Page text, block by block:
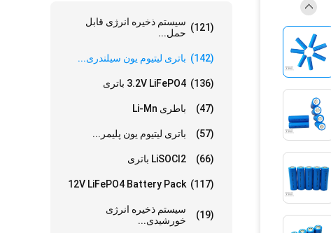
سیستم ذخیره انرژی قابل
حمل...
(121)
باتری لیتیوم یون سیلندری... (142)
3.2V LiFePO4 باتری (136)
باطری Li-Mn (47)
باتری لیتیوم یون پلیمر... (57)
LiSOCl2 باتری (66)
12V LiFePO4 Battery Pack (117)
سیستم ذخیره انرژی
خورشیدی...
(19)